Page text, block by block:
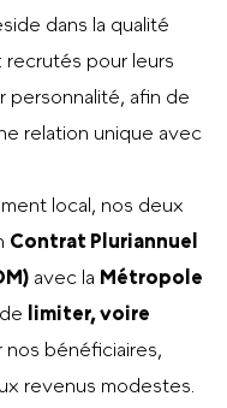
dans la qualité
recrutés pour leurs
personnalité, afin de
relation unique avec
local, nos deux
Contrat Pluriannuel
avec la Métropole
limiter, voire
nos bénéficiaires,
revenus modestes.